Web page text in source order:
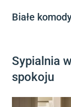
Białe
Sypialnia
spokoju